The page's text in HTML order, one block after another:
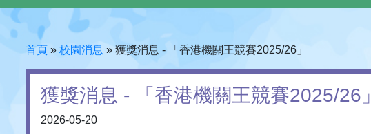
首頁 » 校園消息 » 獲獎消息 - 「香港機關王競賽2025/26」
獲獎消息 - 「香港機關王競賽2025/26」
2026-05-20